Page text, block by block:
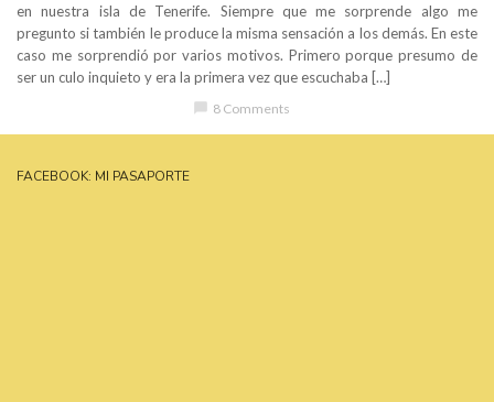
en nuestra isla de Tenerife. Siempre que me sorprende algo me
pregunto si también le produce la misma sensación a los demás. En este
caso me sorprendió por varios motivos. Primero porque presumo de
ser un culo inquieto y era la primera vez que escuchaba […]
8 Comments
FACEBOOK: MI PASAPORTE